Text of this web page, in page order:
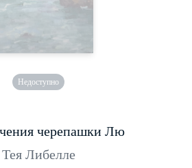
Недоступно
черепашки Лю
Тея Либелле